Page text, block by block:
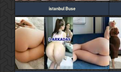
istanbul Buse